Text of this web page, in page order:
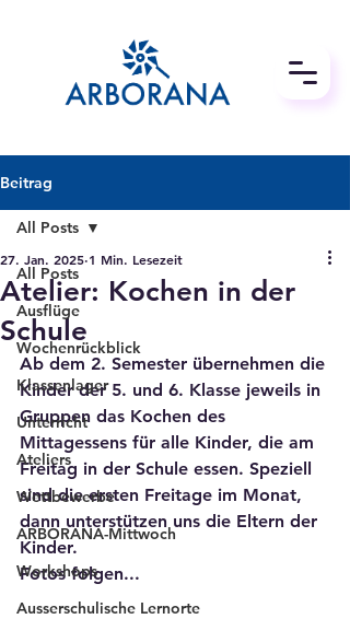
Beitrag
All Posts
Ausflüge
Wochenrückblick
Klassenlager
Unterricht
Ateliers
Wettbewerbe
ARBORANA-Mittwoch
Workshops
Ausserschulische Lernorte
All Posts
Atelier: Kochen in der
Schule
27. Jan. 2025 1 Min. Lesezeit
Ab dem 2. Semester übernehmen die
Kinder der 5. und 6. Klasse jeweils in
Gruppen das Kochen des
Mittagessens für alle Kinder, die am
Freitag in der Schule essen. Speziell
sind die ersten Freitage im Monat,
dann unterstützen uns die Eltern der
Kinder.
Fotos folgen...